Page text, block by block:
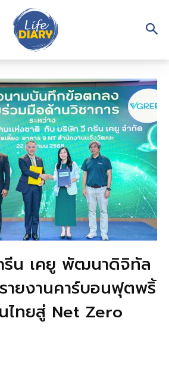
รีน เคยู พัฒนาดิจิทัล
ยงานคาร์บอนฟุตพริ้
ไทยสู่ Net Zero